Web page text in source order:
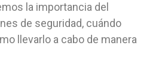
la importancia del
de seguridad, cuándo
llevarlo a cabo de manera